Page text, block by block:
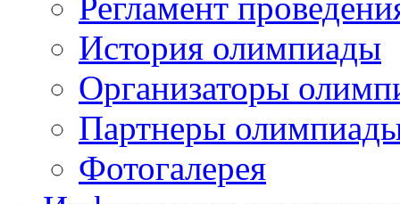
История олимпиады
Организаторы
Партнеры
Фотогалерея